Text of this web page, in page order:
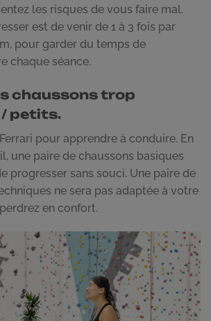
les risques de vous faire mal.
est de venir de 1 à 3 fois par
pour garder du temps de
chaque séance.
chaussons trop
petits.
Ferrari pour apprendre à conduire. En
une paire de chaussons basiques
progresser sans souci. Une paire de
ne sera pas adaptée à votre
en confort.